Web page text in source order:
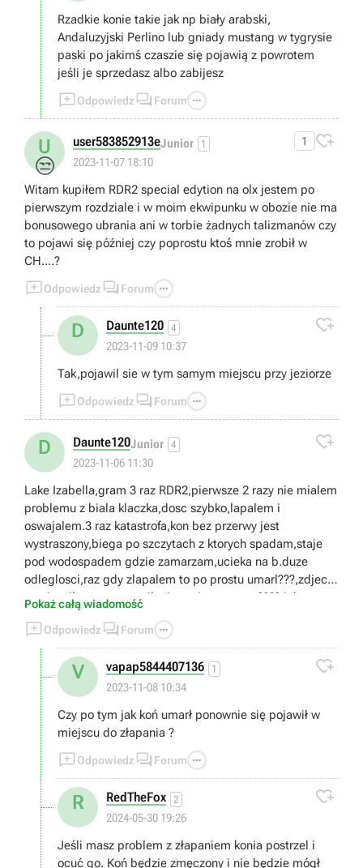
Rzadkie konie takie jak np biały arabski,
Andaluzyjski Perlino lub gniady mustang w tygrysie
paski po jakimś czaszie się pojawią z powrotem
jeśli je sprzedasz albo zabijesz
Odpowiedz  Forum 
U
😒
user583852913eJunior 1
2023-11-07 18:10
1 
Witam kupiłem RDR2 special edytion na olx jestem po
pierwszym rozdziale i w moim ekwipunku w obozie nie ma
bonusowego ubrania ani w torbie żadnych talizmanów czy
to pojawi się później czy poprostu ktoś mnie zrobił w
CH....?
Odpowiedz  Forum 
D Daunte120 4
2023-11-09 10:37

Tak,pojawil sie w tym samym miejscu przy jeziorze
Odpowiedz  Forum 
D Daunte120Junior 4
2023-11-06 11:30

Lake Izabella,gram 3 raz RDR2,pierwsze 2 razy nie mialem
problemu z biala klaczka,dosc szybko,lapalem i
oswajalem.3 raz katastrofa,kon bez przerwy jest
wystraszony,biega po szczytach z ktorych spadam,staje
pod wodospadem gdzie zamarzam,ucieka na b.duze
odleglosci,raz gdy zlapalem to po prostu umarl???,zdjecia
zamiescilem,czy to umilanie zycia graczom????,jakas
rozdzialu.Gra wyglada jakby zlosliwa
Pokaż całą wiadomość
Odpowiedz  Forum 
V vapap5844407136 1
2023-11-08 10:34

Czy po tym jak koń umarł ponownie się pojawił w
miejscu do złapania ?
Odpowiedz  Forum 
R RedTheFox 2
2024-05-30 19:26

Jeśli masz problem z złapaniem konia postrzel i
ocuć go. Koń będzie zmęczony i nie będzie mógł